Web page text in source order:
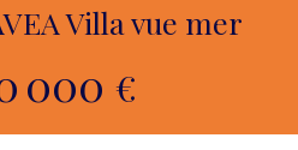
Villa vue mer
000 €